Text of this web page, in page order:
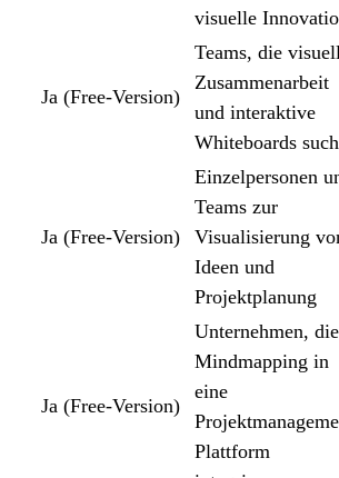
visuelle
Ja (Free-Version)
Teams, die
Zusammenarbeit
und interaktive
Whiteboards
Ja (Free-Version)
Einzelpersonen
Teams zur
Visualisierung
Ideen und
Projektplanung
Ja (Free-Version)
Unternehmen, die
Mindmapping in
eine
Plattform